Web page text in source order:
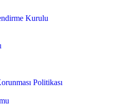
Kurulu
Politikası